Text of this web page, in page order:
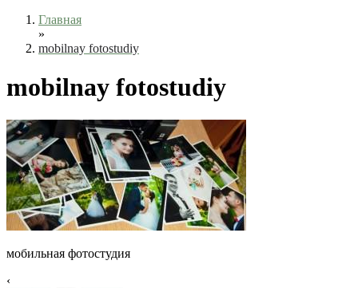
Главная
»
mobilnay fotostudiy
mobilnay fotostudiy
мобильная фотостудия
‹